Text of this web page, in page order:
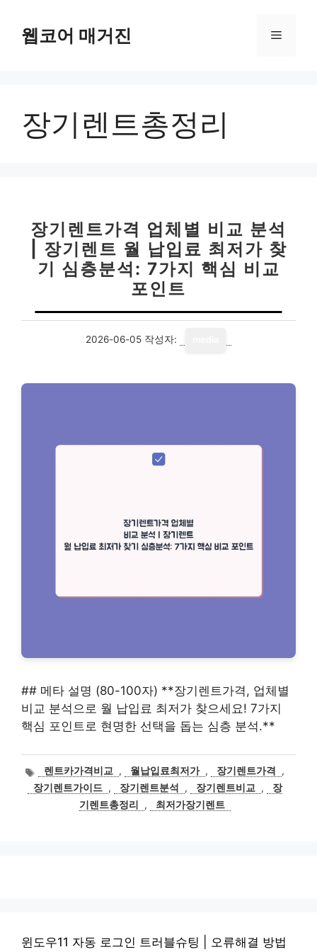
웹코어 매거진 메
장기렌트총정리
장기렌트가격 업체별 비교 분석
| 장기렌트 월 납입료 최저가 찾
기 심층분석: 7가지 핵심 비교
포인트
2026-06-05 작성자:
## 메타 설명 (80-100자) **장기렌트가격, 업체별
비교 분석으로 월 납입료 최저가 찾으세요! 7가지
핵심 포인트로 현명한 선택을 돕는 심층 분석.**
태
그
렌트카가격비교 , 월납입료최저가 , 장기렌트가격
,
장기렌트가이드 , 장기렌트분석 , 장기렌트비교 ,
장
기렌트총정리
, 최저가장기렌트
윈도우11 자동 로그인 트러블슈팅 | 오류해결 방법